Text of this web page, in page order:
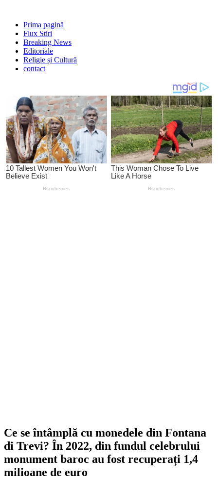
Prima pagină
Flux Stiri
Breaking News
Editoriale
Religie și Cultură
contact
Ce se întâmplă cu monedele din Fontana
di Trevi? În 2022, din fundul celebrului
monument baroc au fost recuperați 1,4
milioane de euro